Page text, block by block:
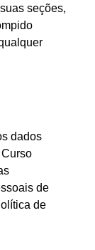
seções,
dados
de
de